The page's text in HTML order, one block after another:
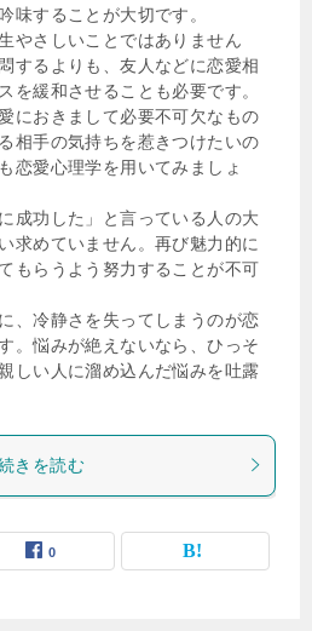
味することが大切です。
やさしいことではありません
するよりも、友人などに恋愛相
を緩和させることも必要です。
におきまして必要不可欠なもの
相手の気持ちを惹きつけたいの
恋愛心理学を用いてみましょ
成功した」と言っている人の大
求めていません。再び魅力的に
もらうよう努力することが不可
、冷静さを失ってしまうのが恋
。悩みが絶えないなら、ひっそ
しい人に溜め込んだ悩みを吐露
きを読む
0